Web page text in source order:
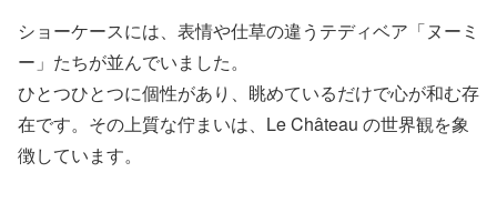
ショーケースには、表情や仕草の違うテディベア「ヌーミ
ー」たちが並んでいました。
ひとつひとつに個性があり、眺めているだけで心が和む存
在です。その上質な佇まいは、Le Château の世界観を象
徴しています。